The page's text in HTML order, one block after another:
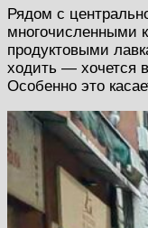
Рядом с
многочисленными
продуктовыми
ходить — хочется
Особенно это